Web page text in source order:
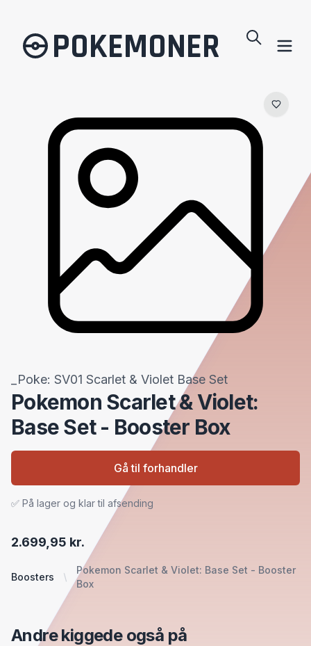
POKEMONER
_Poke: SV01 Scarlet & Violet Base Set
Pokemon Scarlet & Violet:
Base Set - Booster Box
Boosters
Pokemon Scarlet & Violet: Base Set - Booster
Box
2.699,95 kr.
✅ På lager og klar til afsending
Gå til forhandler
Andre kiggede også på